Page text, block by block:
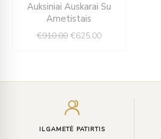
Auksiniai Auskarai Su
Ametistais
€910.00
price
was:
€910.00.
€625.00
price
€625.00.
ILGAMETĖ PATIRTIS